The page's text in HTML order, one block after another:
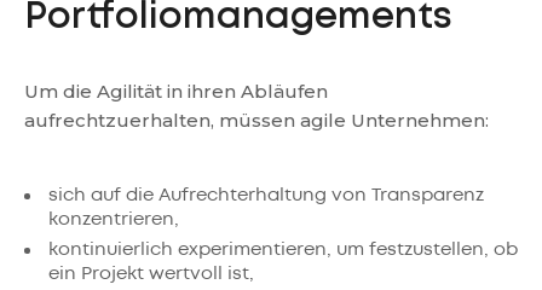
Portfoliomanagements
Um die Agilität in ihren Abläufen
aufrechtzuerhalten, müssen agile Unternehmen:
sich auf die Aufrechterhaltung von Transparenz
konzentrieren,
kontinuierlich experimentieren, um festzustellen, ob
ein Projekt wertvoll ist,